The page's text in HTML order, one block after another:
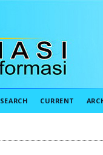
SEARCH CURRENT